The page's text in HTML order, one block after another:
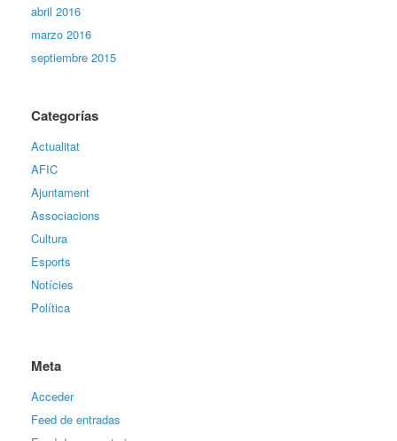
abril 2016
marzo 2016
septiembre 2015
Categorías
Actualitat
AFIC
Ajuntament
Associacions
Cultura
Esports
Notícies
Política
Meta
Acceder
Feed de entradas